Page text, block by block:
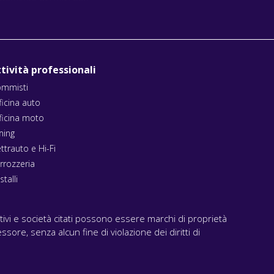
professionali
auto
moto
e Hi-Fi
e società citati possono essere marchi di proprietà
senza alcun fine di violazione dei diritti di